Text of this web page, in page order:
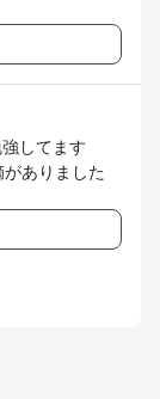
してます
がありました